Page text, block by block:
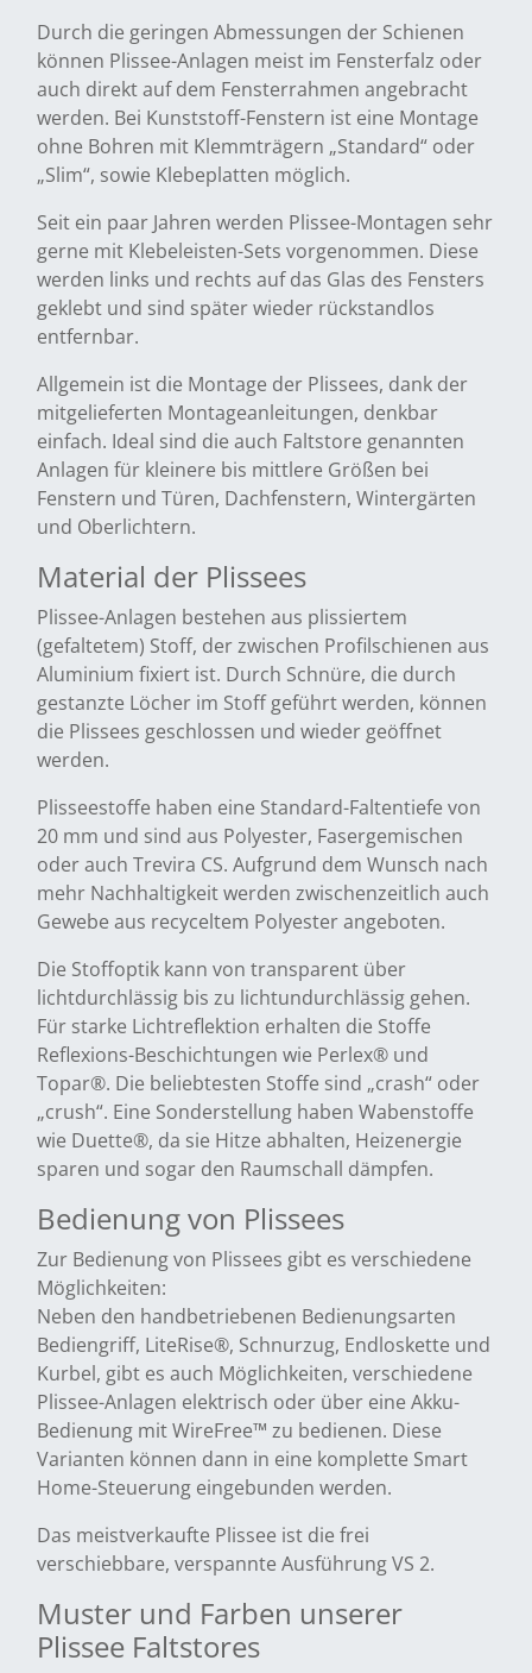
Durch die geringen Abmessungen der Schienen
können Plissee-Anlagen meist im Fensterfalz oder
auch direkt auf dem Fensterrahmen angebracht
werden. Bei Kunststoff-Fenstern ist eine Montage
ohne Bohren mit Klemmträgern „Standard“ oder
„Slim“, sowie Klebeplatten möglich.
Seit ein paar Jahren werden Plissee-Montagen sehr
gerne mit Klebeleisten-Sets vorgenommen. Diese
werden links und rechts auf das Glas des Fensters
geklebt und sind später wieder rückstandlos
entfernbar.
Allgemein ist die Montage der Plissees, dank der
mitgelieferten Montageanleitungen, denkbar
einfach. Ideal sind die auch Faltstore genannten
Anlagen für kleinere bis mittlere Größen bei
Fenstern und Türen, Dachfenstern, Wintergärten
und Oberlichtern.
Material der Plissees
Plissee-Anlagen bestehen aus plissiertem
(gefaltetem) Stoff, der zwischen Profilschienen aus
Aluminium fixiert ist. Durch Schnüre, die durch
gestanzte Löcher im Stoff geführt werden, können
die Plissees geschlossen und wieder geöffnet
werden.
Plisseestoffe haben eine Standard-Faltentiefe von
20 mm und sind aus Polyester, Fasergemischen
oder auch Trevira CS. Aufgrund dem Wunsch nach
mehr Nachhaltigkeit werden zwischenzeitlich auch
Gewebe aus recyceltem Polyester angeboten.
Die Stoffoptik kann von transparent über
lichtdurchlässig bis zu lichtundurchlässig gehen.
Für starke Lichtreflektion erhalten die Stoffe
Reflexions-Beschichtungen wie Perlex® und
Topar®. Die beliebtesten Stoffe sind „crash“ oder
„crush“. Eine Sonderstellung haben Wabenstoffe
wie Duette®, da sie Hitze abhalten, Heizenergie
sparen und sogar den Raumschall dämpfen.
Bedienung von Plissees
Zur Bedienung von Plissees gibt es verschiedene
Möglichkeiten:
Neben den handbetriebenen Bedienungsarten
Bediengriff, LiteRise®, Schnurzug, Endloskette und
Kurbel, gibt es auch Möglichkeiten, verschiedene
Plissee-Anlagen elektrisch oder über eine Akku-
Bedienung mit WireFree™ zu bedienen. Diese
Varianten können dann in eine komplette Smart
Home-Steuerung eingebunden werden.
Das meistverkaufte Plissee ist die frei
verschiebbare, verspannte Ausführung VS 2.
Muster und Farben unserer
Plissee Faltstores